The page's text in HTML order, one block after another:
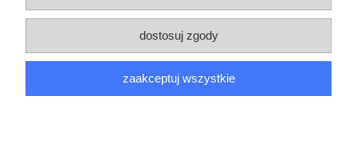
Płatności i dostawa
Informacje
O nas
dostosuj zgody
zaakceptuj wszystkie